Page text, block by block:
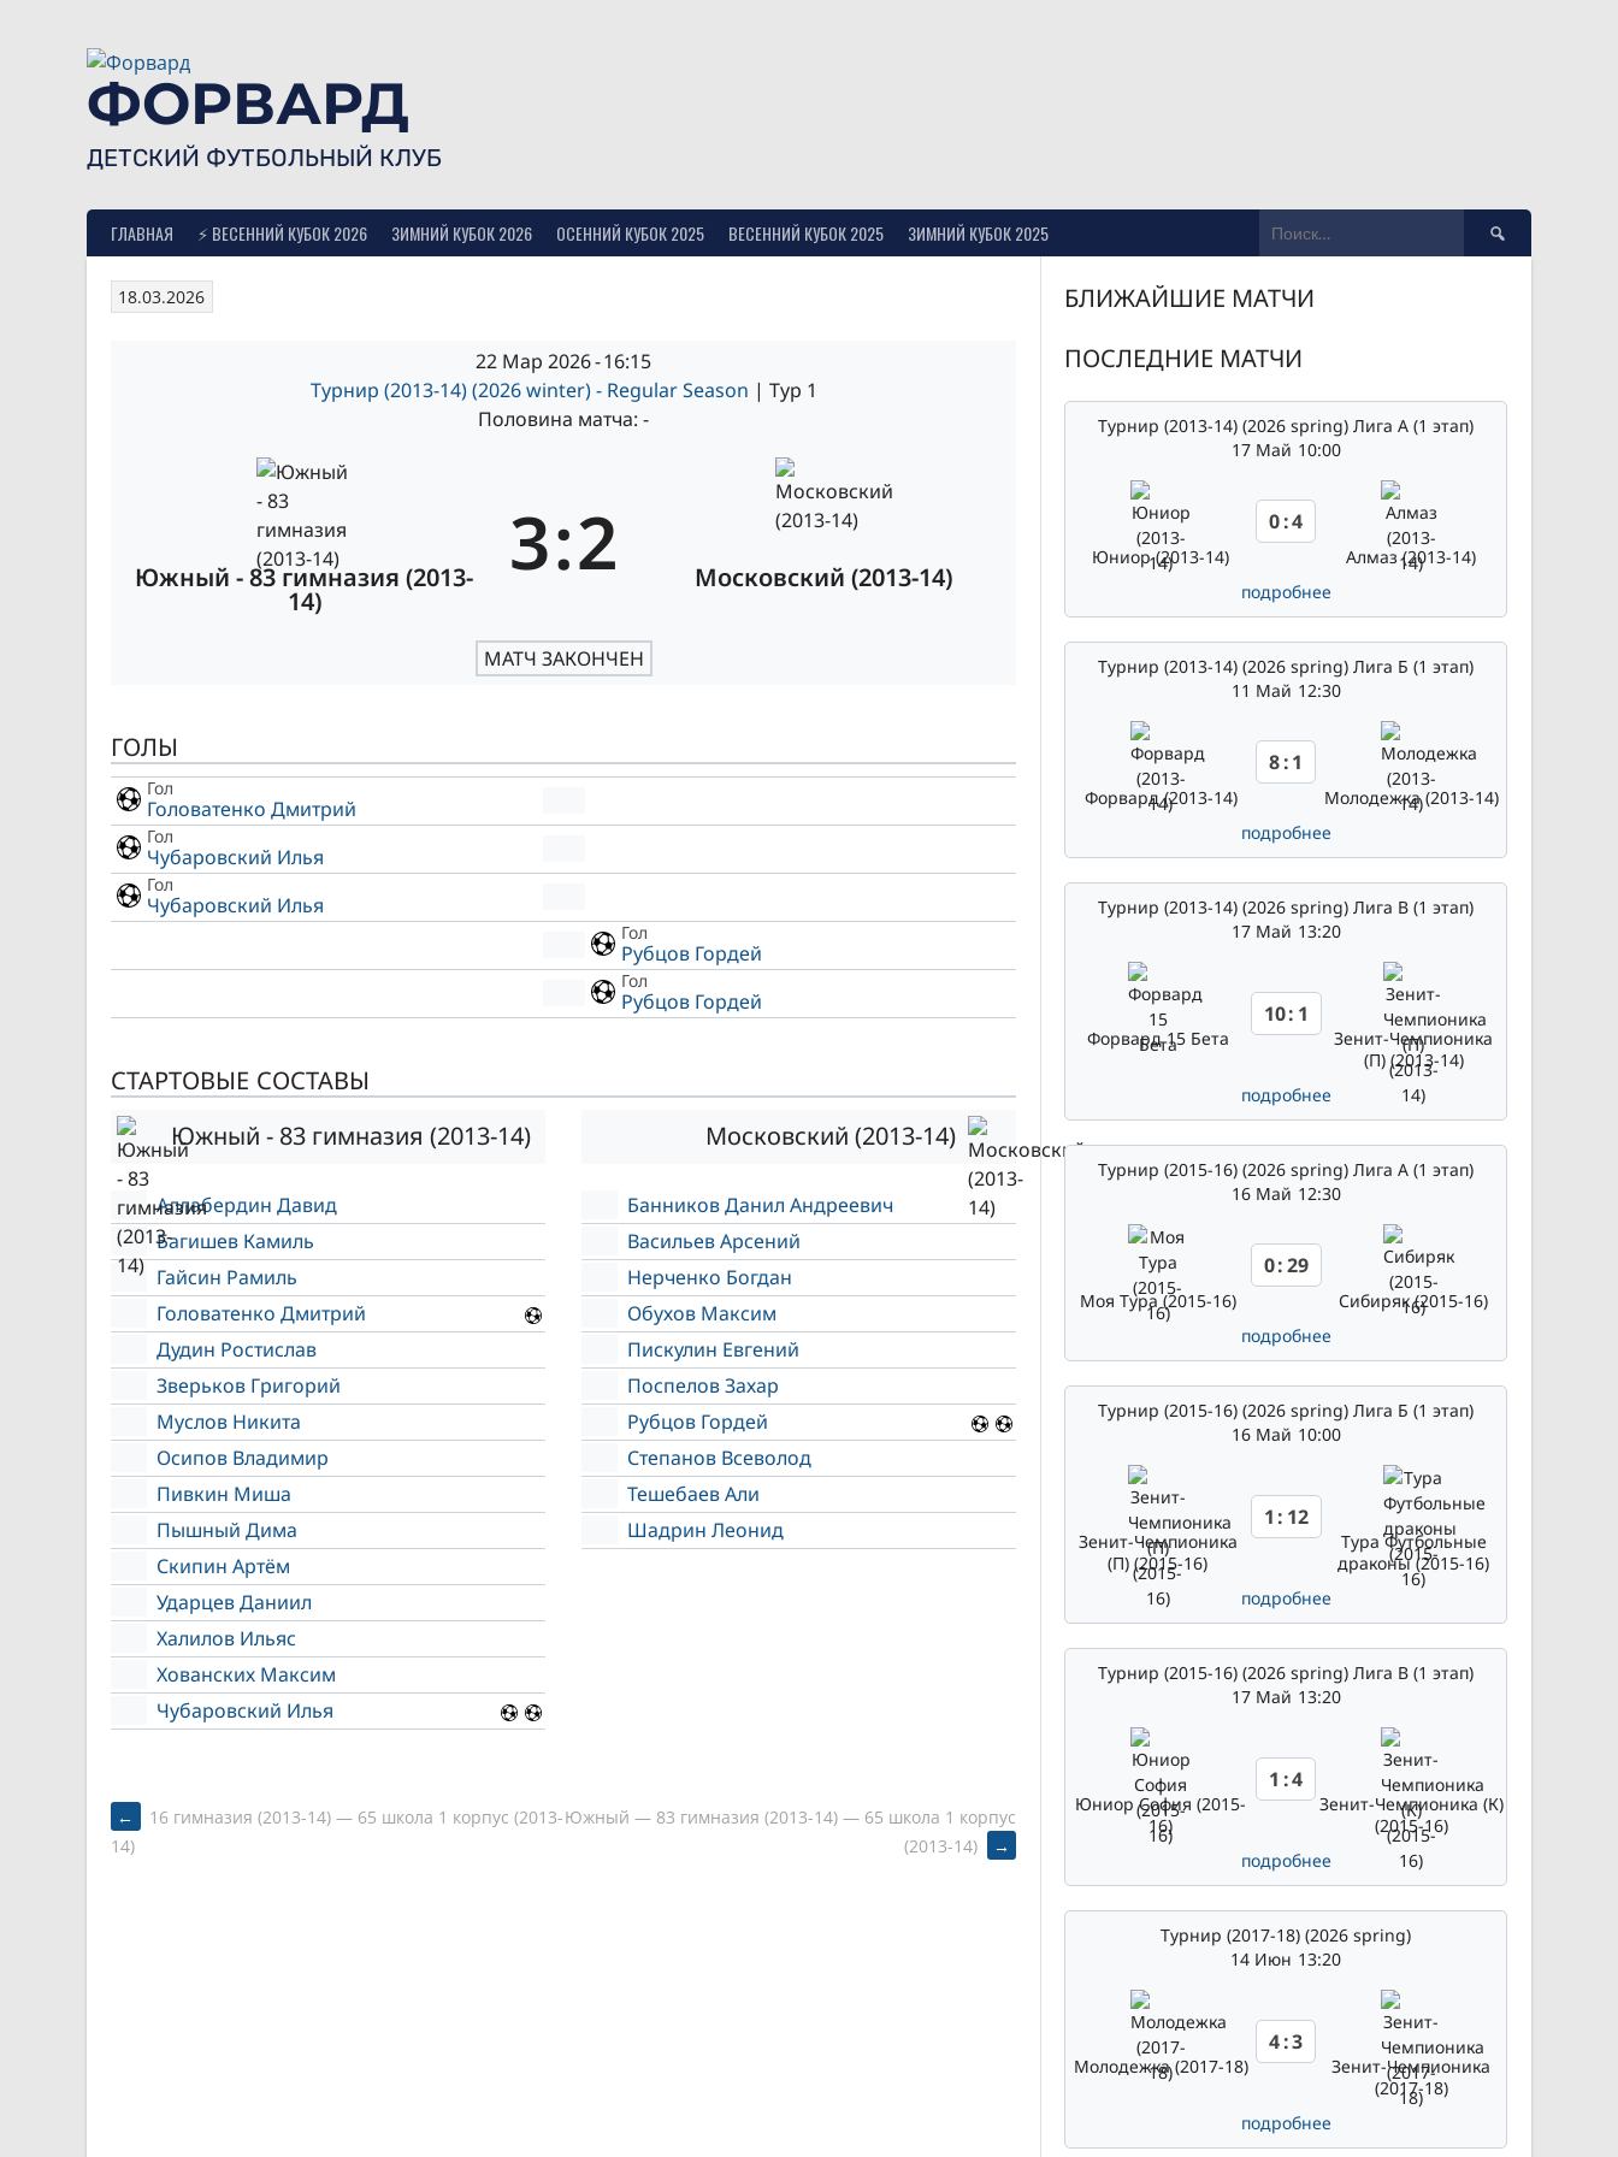
ФОРВАРД
ДЕТСКИЙ ФУТБОЛЬНЫЙ КЛУБ
ГЛАВНАЯ ⚡ ВЕСЕННИЙ КУБОК 2026 ЗИМНИЙ КУБОК 2026 ОСЕННИЙ КУБОК 2025 ВЕСЕННИЙ КУБОК 2025 ЗИМНИЙ КУБОК 2025 Найти:
18.03.2026
22 Мар 2026-16:15
Турнир (2013-14) (2026 winter) - Regular Season | Тур 1
Половина матча: -
Южный - 83 гимназия (2013-
14)
3:2 Московский (2013-14)
МАТЧ ЗАКОНЧЕН
ГОЛЫ
Гол
Головатенко Дмитрий
Гол
Чубаровский Илья
Гол
Чубаровский Илья
Гол
Рубцов Гордей
Гол
Рубцов Гордей
СТАРТОВЫЕ СОСТАВЫ
Южный - 83 гимназия (2013-14)
Аллабердин Давид
Багишев Камиль
Гайсин Рамиль
Головатенко Дмитрий
Дудин Ростислав
Зверьков Григорий
Муслов Никита
Осипов Владимир
Пивкин Миша
Пышный Дима
Скипин Артём
Ударцев Даниил
Халилов Ильяс
Хованских Максим
Чубаровский Илья
Московский (2013-14)
Банников Данил Андреевич
Васильев Арсений
Нерченко Богдан
Обухов Максим
Пискулин Евгений
Поспелов Захар
Рубцов Гордей
Степанов Всеволод
Тешебаев Али
Шадрин Леонид
POST
←
16 гимназия (2013-14) — 65 школа 1 корпус (2013-
14)
Южный — 83 гимназия (2013-14) — 65 школа 1 корпус
(2013-14)
→
БЛИЖАЙШИЕ МАТЧИ
ПОСЛЕДНИЕ МАТЧИ
Турнир (2013-14) (2026 spring) Лига А (1 этап)
17 Май 10:00
Юниор (2013-14)
0:4
Алмаз (2013-14)
подробнее
Турнир (2013-14) (2026 spring) Лига Б (1 этап)
11 Май 12:30
Форвард (2013-14)
8:1
Молодежка (2013-14)
подробнее
Турнир (2013-14) (2026 spring) Лига В (1 этап)
17 Май 13:20
Форвард 15 Бета
10: 1
Зенит-Чемпионика
(П) (2013-14)
подробнее
Турнир (2015-16) (2026 spring) Лига А (1 этап)
16 Май 12:30
Моя Тура (2015-16)
0:29
Сибиряк (2015-16)
подробнее
Турнир (2015-16) (2026 spring) Лига Б (1 этап)
16 Май 10:00
Зенит-Чемпионика
(П) (2015-16)
1 : 12
Тура Футбольные
драконы (2015-16)
подробнее
Турнир (2015-16) (2026 spring) Лига В (1 этап)
17 Май 13:20
Юниор София (2015-
16)
1 :4
Зенит-Чемпионика (К)
(2015-16)
подробнее
Турнир (2017-18) (2026 spring)
14 Июн 13:20
Молодежка (2017-18)
4:3
Зенит-Чемпионика
(2017-18)
подробнее